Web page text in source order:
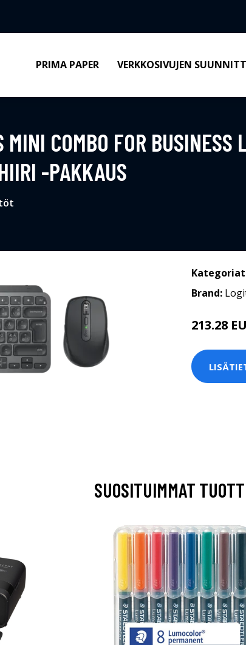
PRIMA PAPER VERKKOSIVUJEN
MINI COMBO FOR BUSINESS
-PAKKAUS
Brand:
213.28
SUOSITUIMMAT